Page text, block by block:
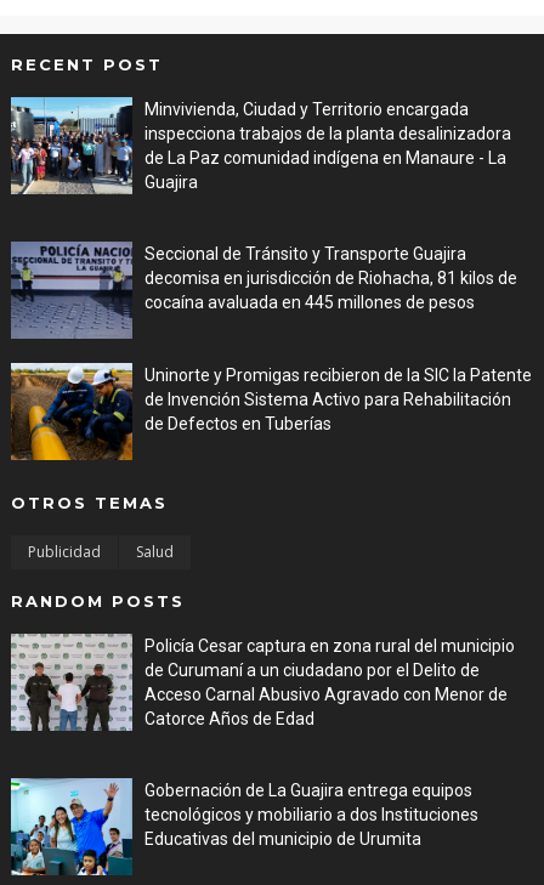
RECENT POST
Minvivienda, Ciudad y Territorio encargada
inspecciona trabajos de la planta desalinizadora
de La Paz comunidad indígena en Manaure - La
Guajira
Seccional de Tránsito y Transporte Guajira
decomisa en jurisdicción de Riohacha, 81 kilos de
cocaína avaluada en 445 millones de pesos
Uninorte y Promigas recibieron de la SIC la Patente
de Invención Sistema Activo para Rehabilitación
de Defectos en Tuberías
OTROS TEMAS
Publicidad Salud
RANDOM POSTS
Policía Cesar captura en zona rural del municipio
de Curumaní a un ciudadano por el Delito de
Acceso Carnal Abusivo Agravado con Menor de
Catorce Años de Edad
Gobernación de La Guajira entrega equipos
tecnológicos y mobiliario a dos Instituciones
Educativas del municipio de Urumita